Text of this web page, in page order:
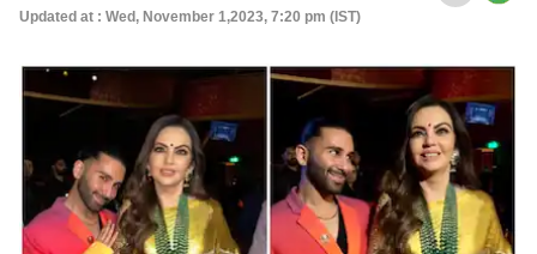
Updated at : Wed, November 1,2023, 7:20 pm (IST)